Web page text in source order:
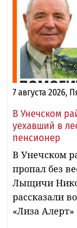
7 августа 2026,
В Унечском
уехавший в
пенсионер
В Унечском
пропал без
Лыщичи
рассказали
«Лиза Алерт»